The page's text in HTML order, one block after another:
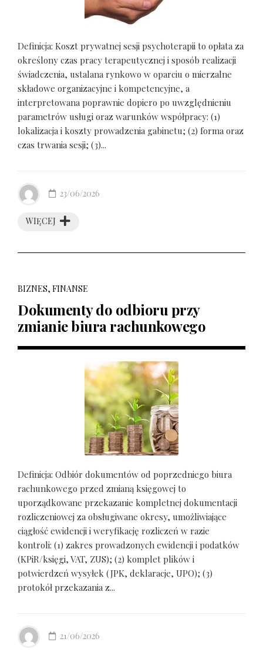
Definicja: Koszt prywatnej sesji psychoterapii to opłata za
określony czas pracy terapeutycznej i sposób realizacji
świadczenia, ustalana rynkowo w oparciu o mierzalne
składowe organizacyjne i kompetencyjne, a
interpretowana poprawnie dopiero po uwzględnieniu
parametrów usługi oraz warunków współpracy: (1)
lokalizacja i koszty prowadzenia gabinetu; (2) forma oraz
czas trwania sesji; (3)...
WIĘCEJ
23/06/2026
BIZNES, FINANSE
Dokumenty do odbioru przy
zmianie biura rachunkowego
Definicja: Odbiór dokumentów od poprzedniego biura
rachunkowego przed zmianą księgowej to
uporządkowane przekazanie kompletnej dokumentacji
rozliczeniowej za obsługiwane okresy, umożliwiające
ciągłość ewidencji i weryfikację rozliczeń w razie
kontroli: (1) zakres prowadzonych ewidencji i podatków
(KPiR/księgi, VAT, ZUS); (2) komplet plików i
potwierdzeń wysyłek (JPK, deklaracje, UPO); (3)
protokół przekazania z...
21/06/2026